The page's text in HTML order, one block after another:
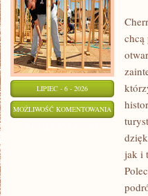
LIPIEC - 6 - 2026
MOŻLIWOŚĆ KOMENTOWANIA
chcą
jak i